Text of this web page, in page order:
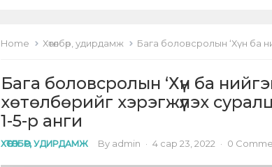
Home Хөтөлбөр, удирдамж Бага боловсролын ‘Хүн ба нийгэм’-ийн сургалтын
Бага боловсролын ‘Хүн ба
хөтөлбөрийг хэрэгжүүлэх
1-5-р анги
ХӨТӨЛБӨР, УДИРДАМЖ By admin · 4 сар 23, 2022 · 0